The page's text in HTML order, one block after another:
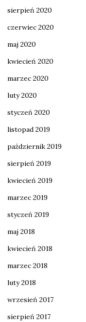
sierpień 2020
czerwiec 2020
maj 2020
kwiecień 2020
marzec 2020
luty 2020
styczeń 2020
listopad 2019
październik 2019
sierpień 2019
kwiecień 2019
marzec 2019
styczeń 2019
maj 2018
kwiecień 2018
marzec 2018
luty 2018
wrzesień 2017
sierpień 2017